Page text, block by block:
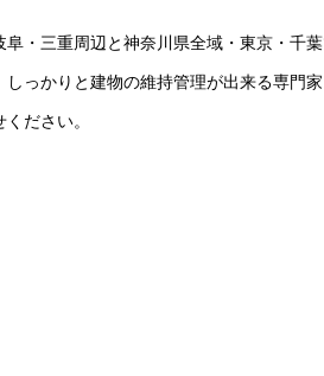
阜・三重周辺と神奈川県全域・東京・千
しっかりと建物の維持管理が出来る専門
ださい。